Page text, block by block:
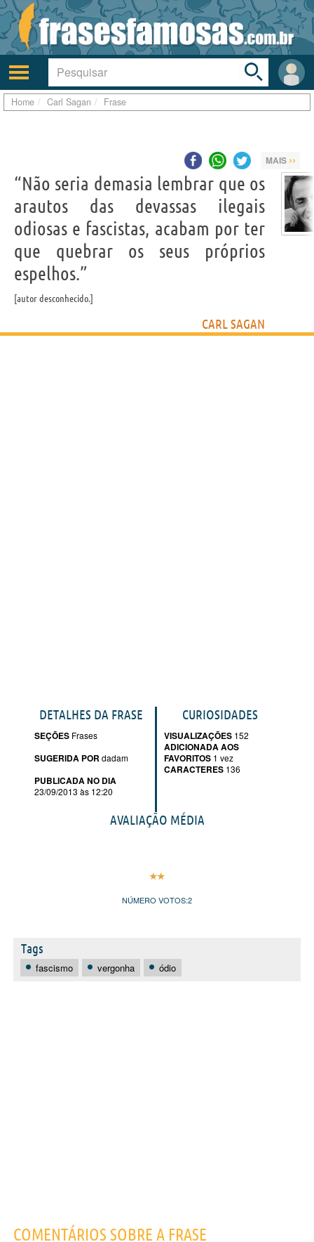
Ativar/desativar
a
navegação
Área
do
Toggle
search
bar
Home Carl Sagan Frase
MAIS ››
“Não seria demasia lembrar que os
arautos das devassas ilegais
odiosas e fascistas, acabam por ter
que quebrar os seus próprios
espelhos.”
autor desconhecido.
CARL SAGAN
DETALHES DA FRASE
SEÇÕES Frases
SUGERIDA POR dadam
PUBLICADA NO DIA
23/09/2013 às 12:20
CURIOSIDADES
VISUALIZAÇÕES 152
ADICIONADA AOS
FAVORITOS 1 vez
CARACTERES 136
AVALIAÇÃO MÉDIA
NÚMERO VOTOS:2
Tags
fascismo vergonha ódio
COMENTÁRIOS SOBRE A FRASE